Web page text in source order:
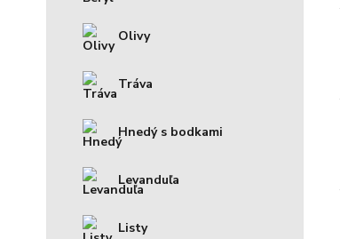
Olivy
Tráva
Hnedý s bodkami
Levanduľa
Listy